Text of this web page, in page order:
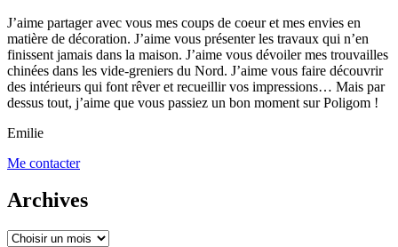
J’aime partager avec vous mes coups de coeur et mes envies en
matière de décoration. J’aime vous présenter les travaux qui n’en
finissent jamais dans la maison. J’aime vous dévoiler mes trouvailles
chinées dans les vide-greniers du Nord. J’aime vous faire découvrir
des intérieurs qui font rêver et recueillir vos impressions… Mais par
dessus tout, j’aime que vous passiez un bon moment sur Poligom !
Emilie
Me contacter
Archives